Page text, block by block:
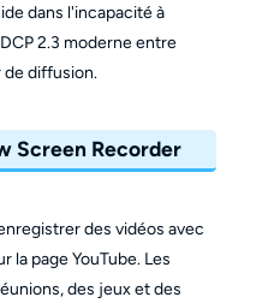
dans l'incapacité à
2.3 moderne entre
de diffusion.
Screen Recorder
des vidéos avec
la page YouTube. Les
des jeux et des